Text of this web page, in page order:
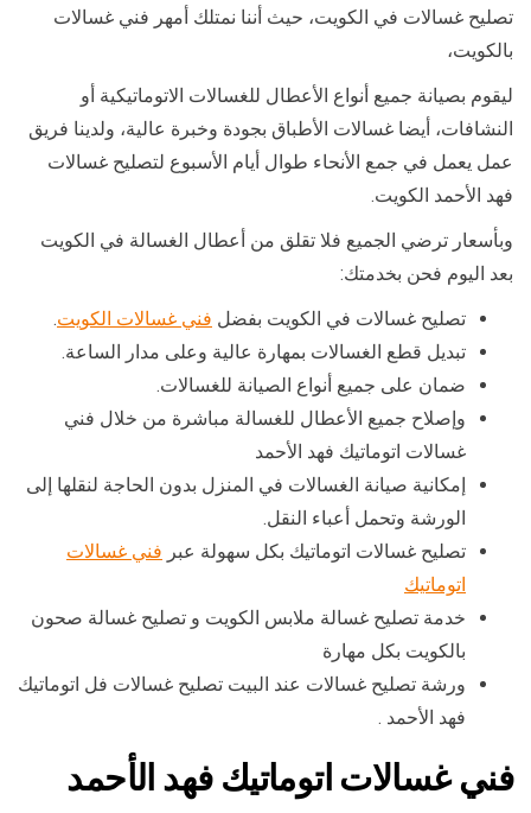
تصليح غسالات في الكويت، حيث أننا نمتلك أمهر فني غسالات
بالكويت،
ليقوم بصيانة جميع أنواع الأعطال للغسالات الاتوماتيكية أو
النشافات، أيضا غسالات الأطباق بجودة وخبرة عالية، ولدينا فريق
عمل يعمل في جمع الأنحاء طوال أيام الأسبوع لتصليح غسالات
فهد الأحمد الكويت.
وبأسعار ترضي الجميع فلا تقلق من أعطال الغسالة في الكويت
بعد اليوم فحن بخدمتك:
تصليح غسالات في الكويت بفضل فني غسالات الكويت.
تبديل قطع الغسالات بمهارة عالية وعلى مدار الساعة.
ضمان على جميع أنواع الصيانة للغسالات.
وإصلاح جميع الأعطال للغسالة مباشرة من خلال فني
غسالات اتوماتيك فهد الأحمد
إمكانية صيانة الغسالات في المنزل بدون الحاجة لنقلها إلى
الورشة وتحمل أعباء النقل.
تصليح غسالات اتوماتيك بكل سهولة عبر فني غسالات
اتوماتيك
خدمة تصليح غسالة ملابس الكويت و تصليح غسالة صحون
بالكويت بكل مهارة
ورشة تصليح غسالات عند البيت تصليح غسالات فل اتوماتيك
فهد الأحمد .
فني غسالات اتوماتيك فهد الأحمد